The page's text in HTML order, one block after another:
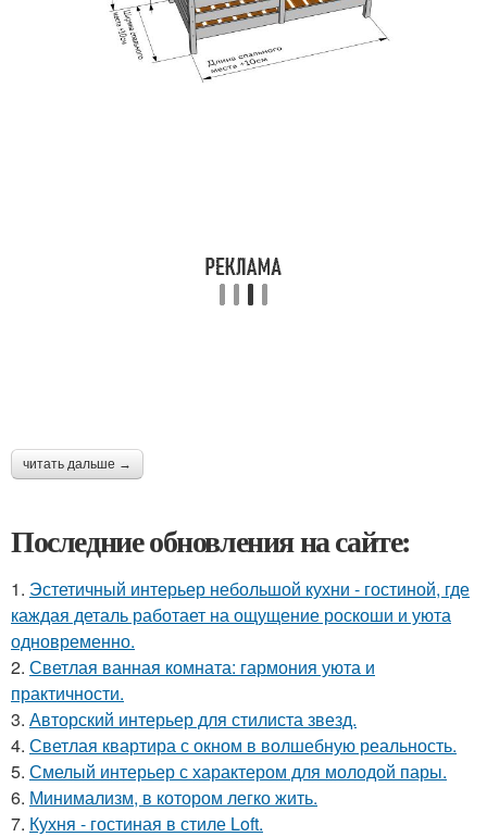
читать дальше →
Последние обновления на сайте:
1. Эстетичный интерьер небольшой кухни - гостиной, где
каждая деталь работает на ощущение роскоши и уюта
одновременно.
2. Светлая ванная комната: гармония уюта и
практичности.
3. Авторский интерьер для стилиста звезд.
4. Светлая квартира с окном в волшебную реальность.
5. Смелый интерьер с характером для молодой пары.
6. Минимализм, в котором легко жить.
7. Кухня - гостиная в стиле Loft.